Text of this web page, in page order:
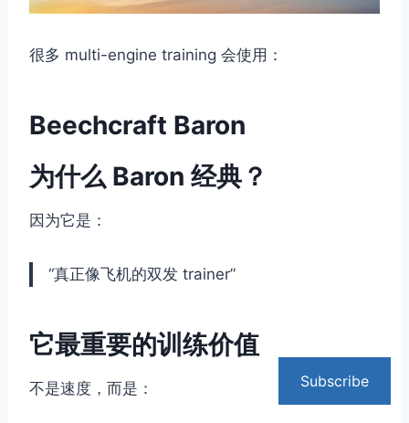
很多 multi-engine training 会使用：
Beechcraft Baron
为什么 Baron 经典？
因为它是：
“真正像飞机的双发 trainer”
它最重要的训练价值
不是速度，而是： Subscribe